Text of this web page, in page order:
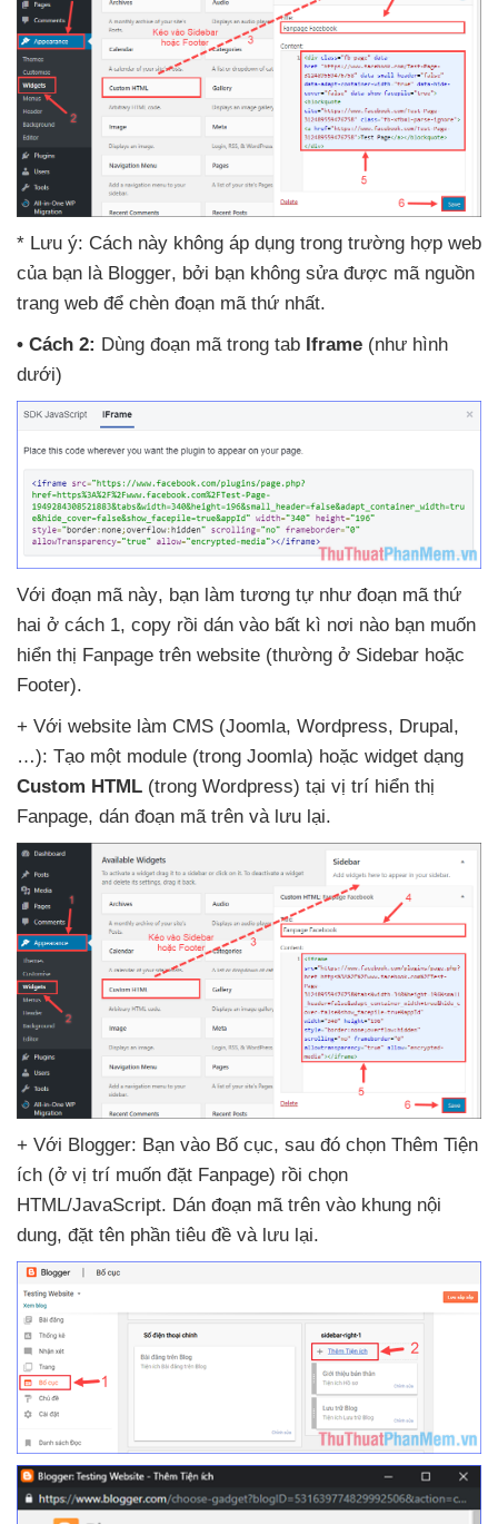
* Lưu ý: Cách này không áp dụng trong trường hợp web
của bạn là Blogger, bởi bạn không sửa được mã nguồn
trang web để chèn đoạn mã thứ nhất.
• Cách 2: Dùng đoạn mã trong tab Iframe (như hình
dưới)
Với đoạn mã này, bạn làm tương tự như đoạn mã thứ
hai ở cách 1, copy rồi dán vào bất kì nơi nào bạn muốn
hiển thị Fanpage trên website (thường ở Sidebar hoặc
Footer).
+ Với website làm CMS (Joomla, Wordpress, Drupal,
…): Tạo một module (trong Joomla) hoặc widget dạng
Custom HTML (trong Wordpress) tại vị trí hiển thị
Fanpage, dán đoạn mã trên và lưu lại.
+ Với Blogger: Bạn vào Bố cục, sau đó chọn Thêm Tiện
ích (ở vị trí muốn đặt Fanpage) rồi chọn
HTML/JavaScript. Dán đoạn mã trên vào khung nội
dung, đặt tên phần tiêu đề và lưu lại.